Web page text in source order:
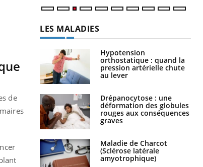
de
LES MALADIES
Hypotension
orthostatique : quand la
pression artérielle chute
au lever
Drépanocytose : une
déformation des globules
rouges aux conséquences
graves
Maladie de Charcot
(Sclérose latérale
amyotrophique)